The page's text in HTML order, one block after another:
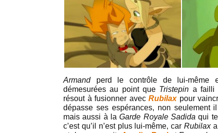
Armand perd le contrôle de lui-même
démesurées au point que Tristepin a failli
résout à fusionner avec Rubilax pour
dépasse ses espérances, non
mais aussi à laGarde Royale Sadida qui
c’est qu’il n’est plus lui-même, carRubilax